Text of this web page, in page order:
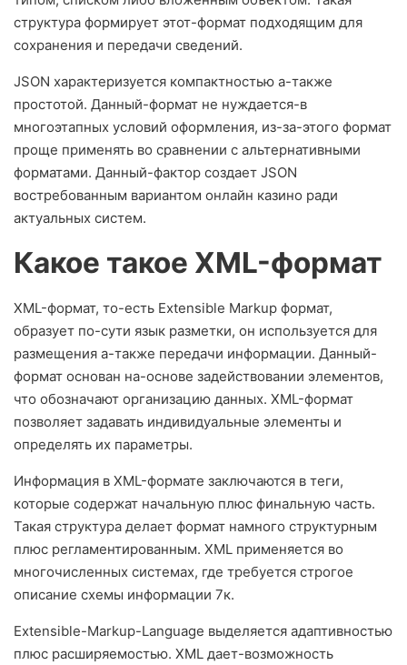
структура формирует этот-формат подходящим для
сохранения и передачи сведений.
JSON характеризуется компактностью а-также
простотой. Данный-формат не нуждается-в
многоэтапных условий оформления, из-за-этого формат
проще применять во сравнении с альтернативными
форматами. Данный-фактор создает JSON
востребованным вариантом онлайн казино ради
актуальных систем.
Какое такое XML-формат
XML-формат, то-есть Extensible Markup формат,
образует по-сути язык разметки, он используется для
размещения а-также передачи информации. Данный-
формат основан на-основе задействовании элементов,
что обозначают организацию данных. XML-формат
позволяет задавать индивидуальные элементы и
определять их параметры.
Информация в XML-формате заключаются в теги,
которые содержат начальную плюс финальную часть.
Такая структура делает формат намного структурным
плюс регламентированным. XML применяется во
многочисленных системах, где требуется строгое
описание схемы информации 7к.
Extensible-Markup-Language выделяется адаптивностью
плюс расширяемостью. XML дает-возможность